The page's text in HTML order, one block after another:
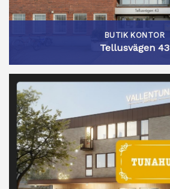
BUTIK KONTOR
Tellusvägen 43